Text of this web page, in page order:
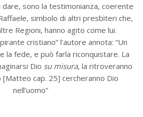
sono la testimonianza, coerente
simbolo di altri presbìteri che,
Regioni, hanno agito come lui.
cristiano” l’autore annota: “Un
la fede, e può farla riconquistare. La
Dio su misura, la ritroveranno
[Matteo cap. 25] cercheranno Dio
nell’uomo”